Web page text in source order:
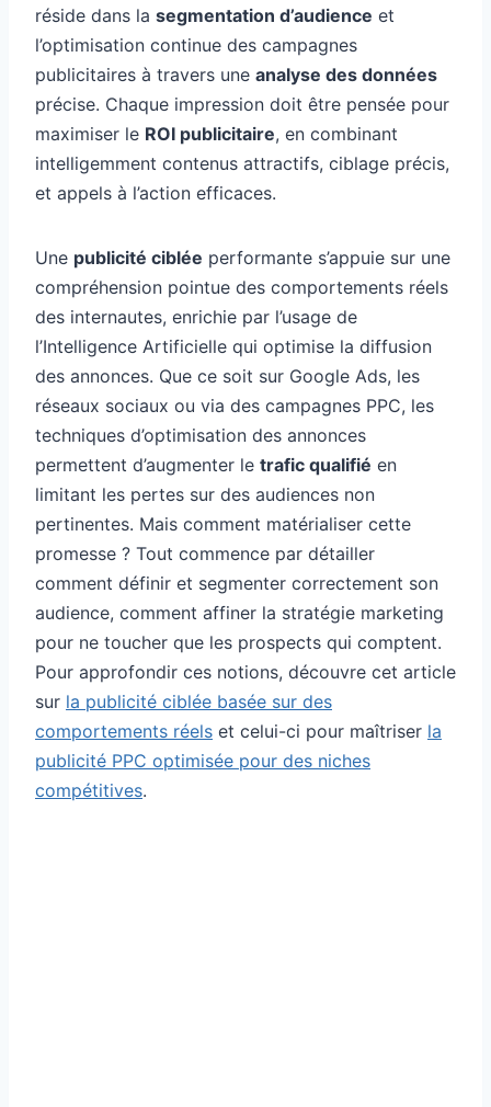
réside dans la segmentation d’audience et
l’optimisation continue des campagnes
publicitaires à travers une analyse des données
précise. Chaque impression doit être pensée pour
maximiser le ROI publicitaire, en combinant
intelligemment contenus attractifs, ciblage précis,
et appels à l’action efficaces.
Une publicité ciblée performante s’appuie sur une
compréhension pointue des comportements réels
des internautes, enrichie par l’usage de
l’Intelligence Artificielle qui optimise la diffusion
des annonces. Que ce soit sur Google Ads, les
réseaux sociaux ou via des campagnes PPC, les
techniques d’optimisation des annonces
permettent d’augmenter le trafic qualifié en
limitant les pertes sur des audiences non
pertinentes. Mais comment matérialiser cette
promesse ? Tout commence par détailler
comment définir et segmenter correctement son
audience, comment affiner la stratégie marketing
pour ne toucher que les prospects qui comptent.
Pour approfondir ces notions, découvre cet article
sur la publicité ciblée basée sur des
comportements réels et celui-ci pour maîtriser la
publicité PPC optimisée pour des niches
compétitives.